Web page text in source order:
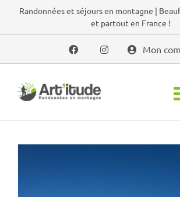
PasserRandonnées et séjours en montagne |
et partout en France !
Mon